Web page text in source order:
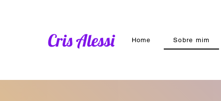
Cris Alessi Home Sobre mim